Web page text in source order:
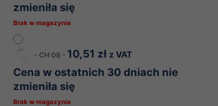
zmieniła się
Brak w magazynie
- CH 08 - 10,51 zł z VAT
Cena w ostatnich 30 dniach nie
zmieniła się
Brak w magazynie